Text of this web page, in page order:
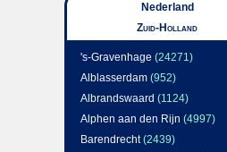
Nederland
Zuid-Holland
's-Gravenhage (24271)
Alblasserdam (952)
Albrandswaard (1124)
Alphen aan den Rijn (4997)
Barendrecht(2439)